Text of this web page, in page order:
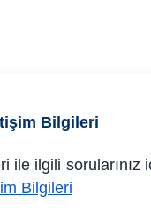
Bilgileri
ile ilgili sorularınız
Bilgileri